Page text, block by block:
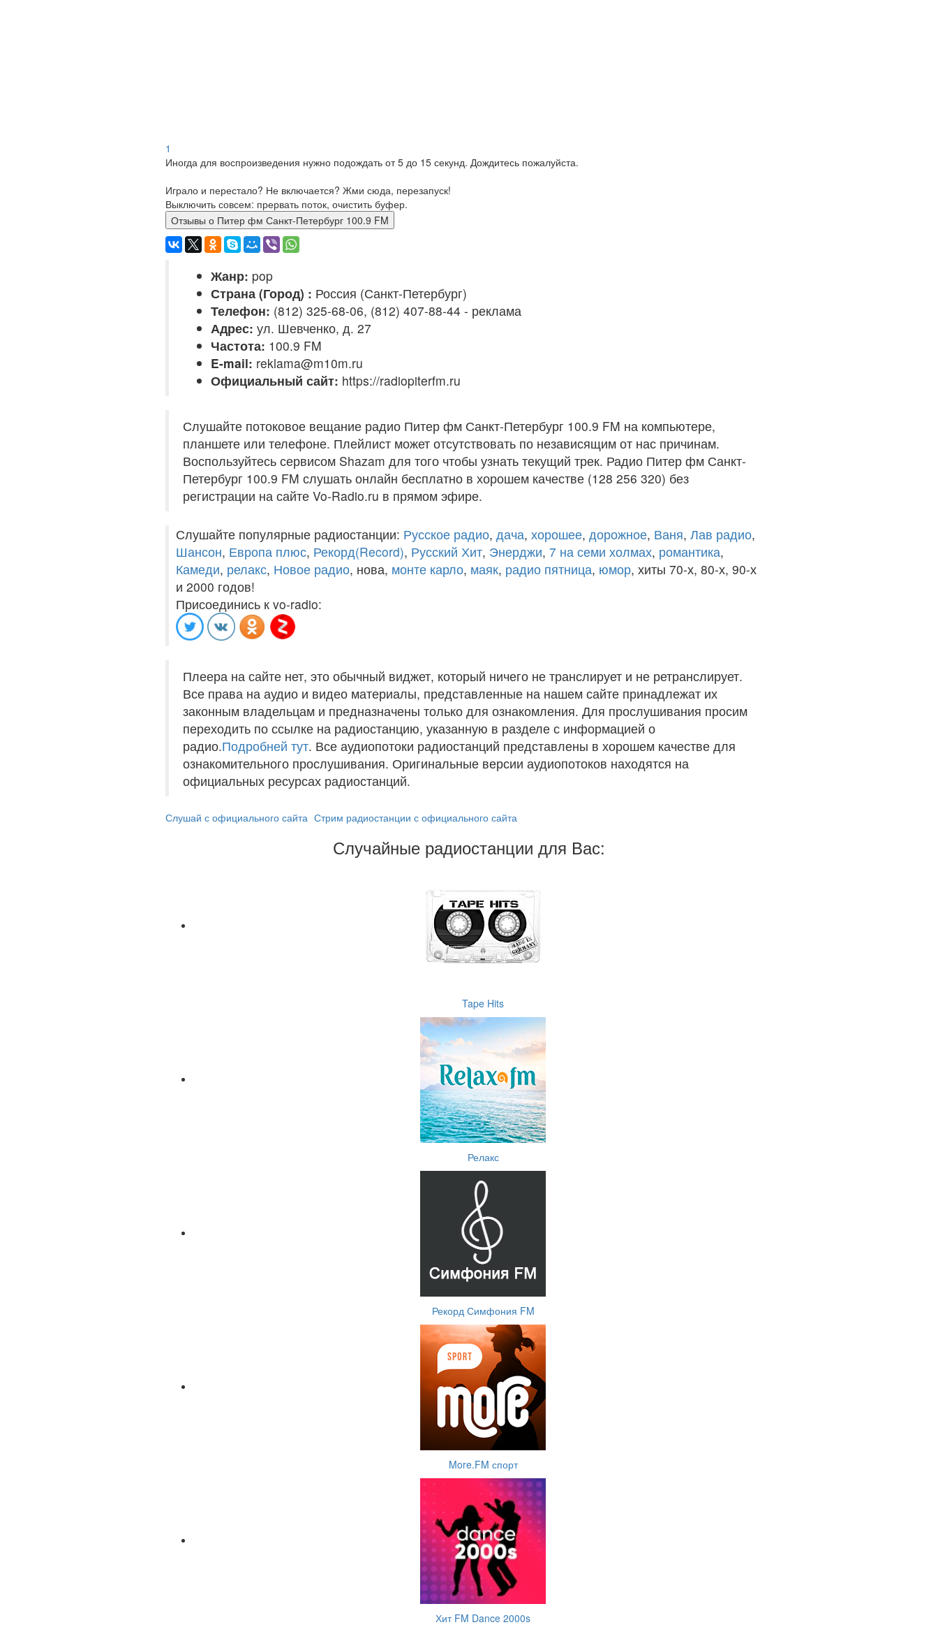
1
Иногда для воспроизведения нужно подождать от 5 до 15 секунд. Дождитесь пожалуйста.
Играло и перестало? Не включается? Жми сюда, перезапуск!
Выключить совсем: прервать поток, очистить буфер.
Отзывы о Питер фм Санкт-Петербург 100.9 FM
Жанр: pop
Страна (Город) : Россия (Санкт-Петербург)
Телефон: (812) 325-68-06, (812) 407-88-44 - реклама
Адрес: ул. Шевченко, д. 27
Частота: 100.9 FM
E-mail: reklama@m10m.ru
Официальный сайт: https://radiopiterfm.ru
Слушайте потоковое вещание радио Питер фм Санкт-Петербург 100.9 FM на компьютере,
планшете или телефоне. Плейлист может отсутствовать по независящим от нас причинам.
Воспользуйтесь сервисом Shazam для того чтобы узнать текущий трек. Радио Питер фм Санкт-
Петербург 100.9 FM слушать онлайн бесплатно в хорошем качестве (128 256 320) без
регистрации на сайте Vo-Radio.ru в прямом эфире.
Слушайте популярные радиостанции: Русское радио, дача, хорошее, дорожное, Ваня, Лав радио,
Шансон, Европа плюс, Рекорд(Record), Русский Хит, Энерджи, 7 на семи холмах, романтика,
Камеди, релакс, Новое радио, нова, монте карло, маяк, радио пятница, юмор, хиты 70-х, 80-х, 90-х
и 2000 годов!
Присоединись к vo-radio:
Плеера на сайте нет, это обычный виджет, который ничего не транслирует и не ретранслирует.
Все права на аудио и видео материалы, представленные на нашем сайте принадлежат их
законным владельцам и предназначены только для ознакомления. Для прослушивания просим
переходить по ссылке на радиостанцию, указанную в разделе с информацией о
радио.Подробней тут. Все аудиопотоки радиостанций представлены в хорошем качестве для
ознакомительного прослушивания. Оригинальные версии аудиопотоков находятся на
официальных ресурсах радиостанций.
Слушай с официального сайта Стрим радиостанции с официального сайта
Случайные радиостанции для Вас:
Tape Hits
Релакс
Рекорд Симфония FM
More.FM спорт
Хит FM Dance 2000s